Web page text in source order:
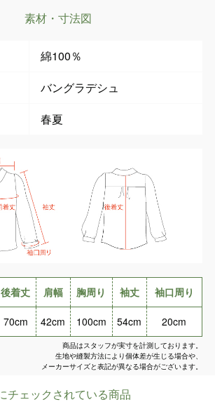
素材・寸法図
綿100％
バングラデシュ
春夏
後着丈 肩幅 胸周り 袖丈 袖口周り
70cm 42cm 100cm 54cm 20cm
商品はスタッフが実寸を計測しております。
生地や縫製方法により個体差が生じる場合や、
メーカーサイズと表記が異なる場合がございます。